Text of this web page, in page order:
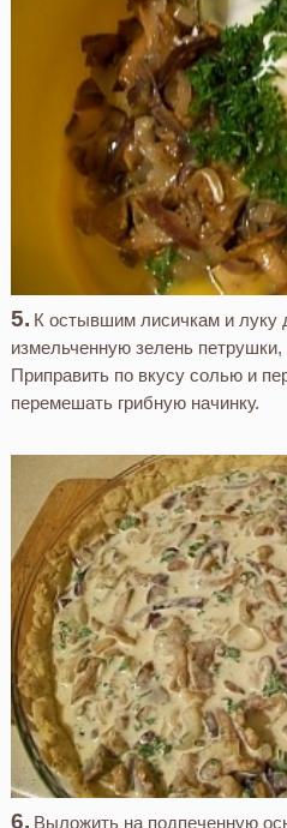
К остывшим лисичкам и луку
измельченную зелень петрушки,
Приправить по вкусу солью и
перемешать грибную начинку.
Выложить на подпеченную